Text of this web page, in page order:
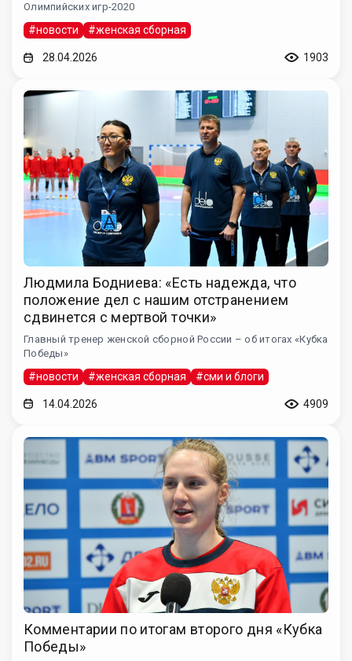
Олимпийских игр-2020
#новости #женская сборная
28.04.2026 1903
Людмила Бодниева: «Есть надежда, что
положение дел с нашим отстранением
сдвинется с мертвой точки»
Главный тренер женской сборной России – об итогах «Кубка
Победы»
#новости #женская сборная #сми и блоги
14.04.2026 4909
Комментарии по итогам второго дня «Кубка
Победы»